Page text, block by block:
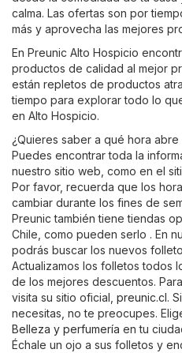
calma. Las ofertas son por
más y aprovecha las mejores
En Preunic Alto Hospicio
productos de calidad al mejor
están repletos de productos
tiempo para explorar todo lo
en Alto Hospicio.
¿Quieres saber a qué hora
Puedes encontrar toda la
nuestro sitio web, como en el
Por favor, recuerda que los
cambiar durante los fines de
Preunic también tiene tiendas
Chile, como pueden serlo . En
podrás buscar los nuevos
Actualizamos los folletos todos
de los mejores descuentos.
visita su sitio oficial, preunic.cl.
necesitas, no te preocupes.
Belleza y perfumería en tu
Échale un ojo a sus folletos y